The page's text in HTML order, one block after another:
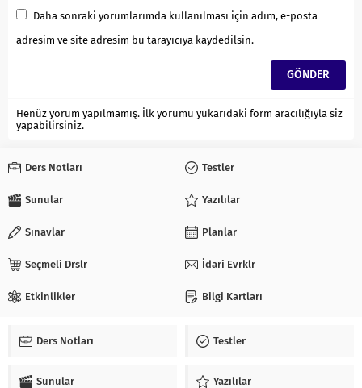
Daha sonraki yorumlarımda kullanılması için adım, e-posta
adresim ve site adresim bu tarayıcıya kaydedilsin.
Henüz yorum yapılmamış. İlk yorumu yukarıdaki form aracılığıyla siz
yapabilirsiniz.
Ders Notları Testler
Sunular Yazılılar
Sınavlar Planlar
Seçmeli Drslr İdari Evrklr
Etkinlikler Bilgi Kartları
Ders Notları Testler
Sunular Yazılılar